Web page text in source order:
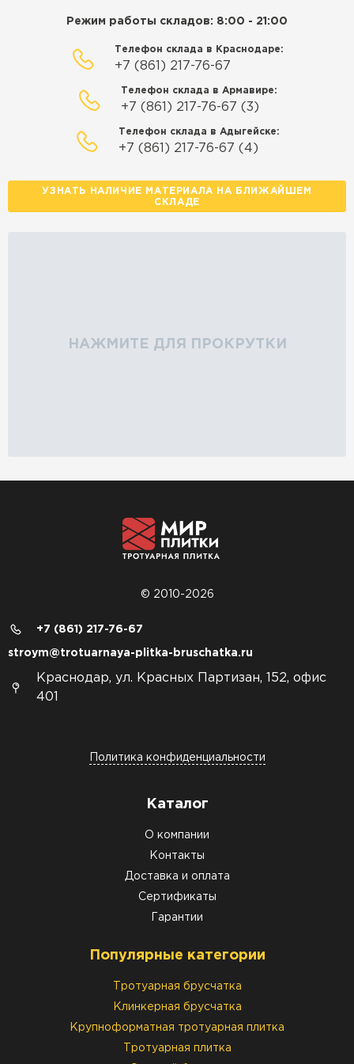
Режим работы складов: 8:00 - 21:00
Телефон склада в Краснодаре:
+7 (861) 217-76-67
Телефон склада в Армавире:
+7 (861) 217-76-67 (3)
Телефон склада в Адыгейске:
+7 (861) 217-76-67 (4)
УЗНАТЬ НАЛИЧИЕ МАТЕРИАЛА НА БЛИЖАЙШЕМ
СКЛАДЕ
НАЖМИТЕ ДЛЯ ПРОКРУТКИ
© 2010-2026
+7 (861) 217-76-67
stroym@trotuarnaya-plitka-bruschatka.ru
Краснодар, ул. Красных Партизан, 152, офис
401
Политика конфиденциальности
Каталог
О компании
Контакты
Доставка и оплата
Сертификаты
Гарантии
Популярные категории
Тротуарная брусчатка
Клинкерная брусчатка
Крупноформатная тротуарная плитка
Тротуарная плитка